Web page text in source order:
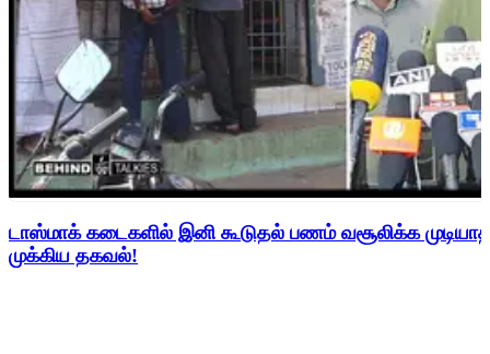
டாஸ்மாக் கடைகளில் இனி கூடுதல் பணம் வசூலிக்க
முக்கிய தகவல்!